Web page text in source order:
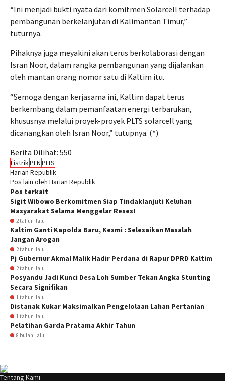
“Ini menjadi bukti nyata dari komitmen Solarcell terhadap
pembangunan berkelanjutan di Kalimantan Timur,”
tuturnya.
Pihaknya juga meyakini akan terus berkolaborasi dengan
Isran Noor, dalam rangka pembangunan yang dijalankan
oleh mantan orang nomor satu di Kaltim itu.
“Semoga dengan kerjasama ini, Kaltim dapat terus
berkembang dalam pemanfaatan energi terbarukan,
khususnya melalui proyek-proyek PLTS solarcell yang
dicanangkan oleh Isran Noor,” tutupnya. (*)
Berita Dilihat: 550
ListrikPLNPLTS
Harian Republik
Pos lain oleh Harian Republik
Pos terkait
Sigit Wibowo Berkomitmen Siap Tindaklanjuti Keluhan
Masyarakat Selama Menggelar Reses!
2 tahun lalu
Kaltim Ganti Kapolda Baru, Kesmi : Selesaikan Masalah
Jangan Arogan
2 tahun lalu
Pj Gubernur Akmal Malik Hadir Perdana di Rapur DPRD Kaltim
2 tahun lalu
Posyandu Jadi Kunci Desa Loh Sumber Tekan Angka Stunting
Secara Signifikan
1 tahun lalu
Distanak Kukar Maksimalkan Pengelolaan Lahan Pertanian
1 tahun lalu
Pelatihan Garda Pratama Akhir Tahun
8 bulan lalu
Tentang Kami